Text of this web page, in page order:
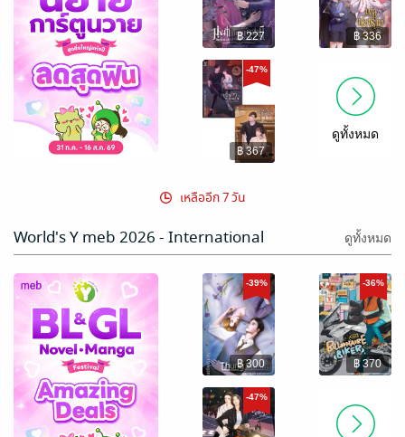
รอยรักใต้หมอก
ขาว เล่ม 2
ต้นแก้วโบราณ
นิยายรัก
No Rating
ชีวิตติดลูปของ
นางร้ายผู้ทำลาย
ล้างอย่างฉัน
ต้องถูกนายนัก
ล่าตามฆ่าอีกกี่
รอบกัน ?! เล่ม
1 : AXIS
CRISIS PART
S*H STUDIO/ สา
รนิช/S.HooD
นิยายแฟนตาซี
฿ 227 ฿ 336
-47%
฿ 367
ดูทั้งหมด
เหลืออีก 7 วัน
World's Y meb 2026 - International ดูทั้งหมด
-39%
฿ 300
-36%
฿ 370
-47%